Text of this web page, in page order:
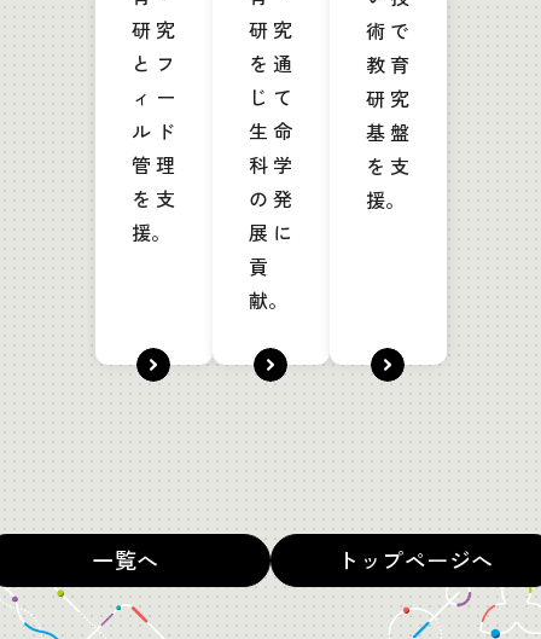
研究
とフ
ィー
ルド
管理
を支
援。
研究
を通
じて
生命
科学
の発
展に
貢
献。
術で
教育
研究
基盤
を支
援。
一覧へ トップページへ